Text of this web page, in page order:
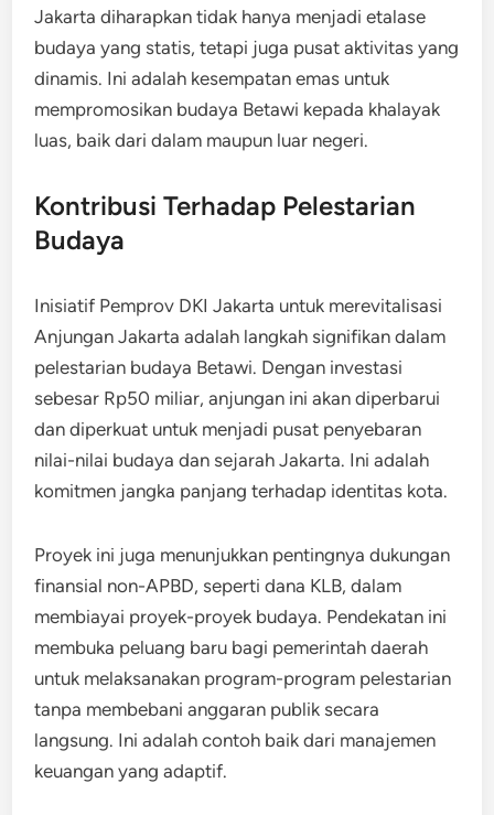
Jakarta diharapkan tidak hanya menjadi etalase
budaya yang statis, tetapi juga pusat aktivitas yang
dinamis. Ini adalah kesempatan emas untuk
mempromosikan budaya Betawi kepada khalayak
luas, baik dari dalam maupun luar negeri.
Kontribusi Terhadap Pelestarian
Budaya
Inisiatif Pemprov DKI Jakarta untuk merevitalisasi
Anjungan Jakarta adalah langkah signifikan dalam
pelestarian budaya Betawi. Dengan investasi
sebesar Rp50 miliar, anjungan ini akan diperbarui
dan diperkuat untuk menjadi pusat penyebaran
nilai-nilai budaya dan sejarah Jakarta. Ini adalah
komitmen jangka panjang terhadap identitas kota.
Proyek ini juga menunjukkan pentingnya dukungan
finansial non-APBD, seperti dana KLB, dalam
membiayai proyek-proyek budaya. Pendekatan ini
membuka peluang baru bagi pemerintah daerah
untuk melaksanakan program-program pelestarian
tanpa membebani anggaran publik secara
langsung. Ini adalah contoh baik dari manajemen
keuangan yang adaptif.